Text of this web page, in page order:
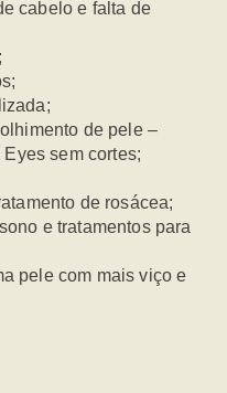
cabelo e falta de
de pele –
sem cortes;
de rosácea;
e tratamentos para
pele com mais viço e